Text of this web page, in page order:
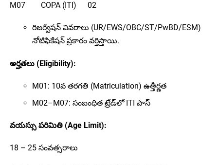
M07 COPA (ITI) 02
రిజర్వేషన్ వివరాలు (UR/EWS/OBC/ST/PwBD/ESM)
నోటిఫికేషన్ ప్రకారం వర్తిస్తాయి.
అర్హతలు (Eligibility):
M01: 10వ తరగతి (Matriculation) ఉత్తీర్ణత
M02–M07: సంబంధిత ట్రేడ్‌లో ITI పాస్
వయస్సు పరిమితి (Age Limit):
18 – 25 సంవత్సరాలు